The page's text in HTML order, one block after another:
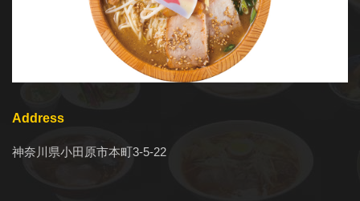
Address
神奈川県小田原市本町3-5-22